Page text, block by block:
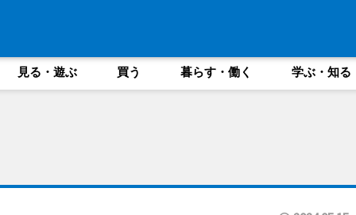
見る・遊ぶ 買う 暮らす・働く 学ぶ・知る